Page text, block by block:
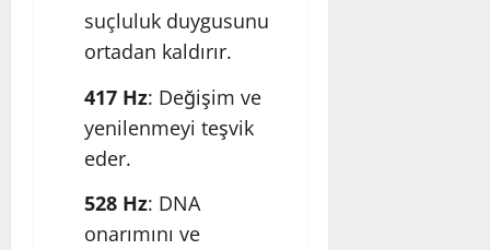
suçluluk duygusunu
ortadan kaldırır.
417 Hz: Değişim ve
yenilenmeyi teşvik
eder.
528 Hz: DNA
onarımını ve